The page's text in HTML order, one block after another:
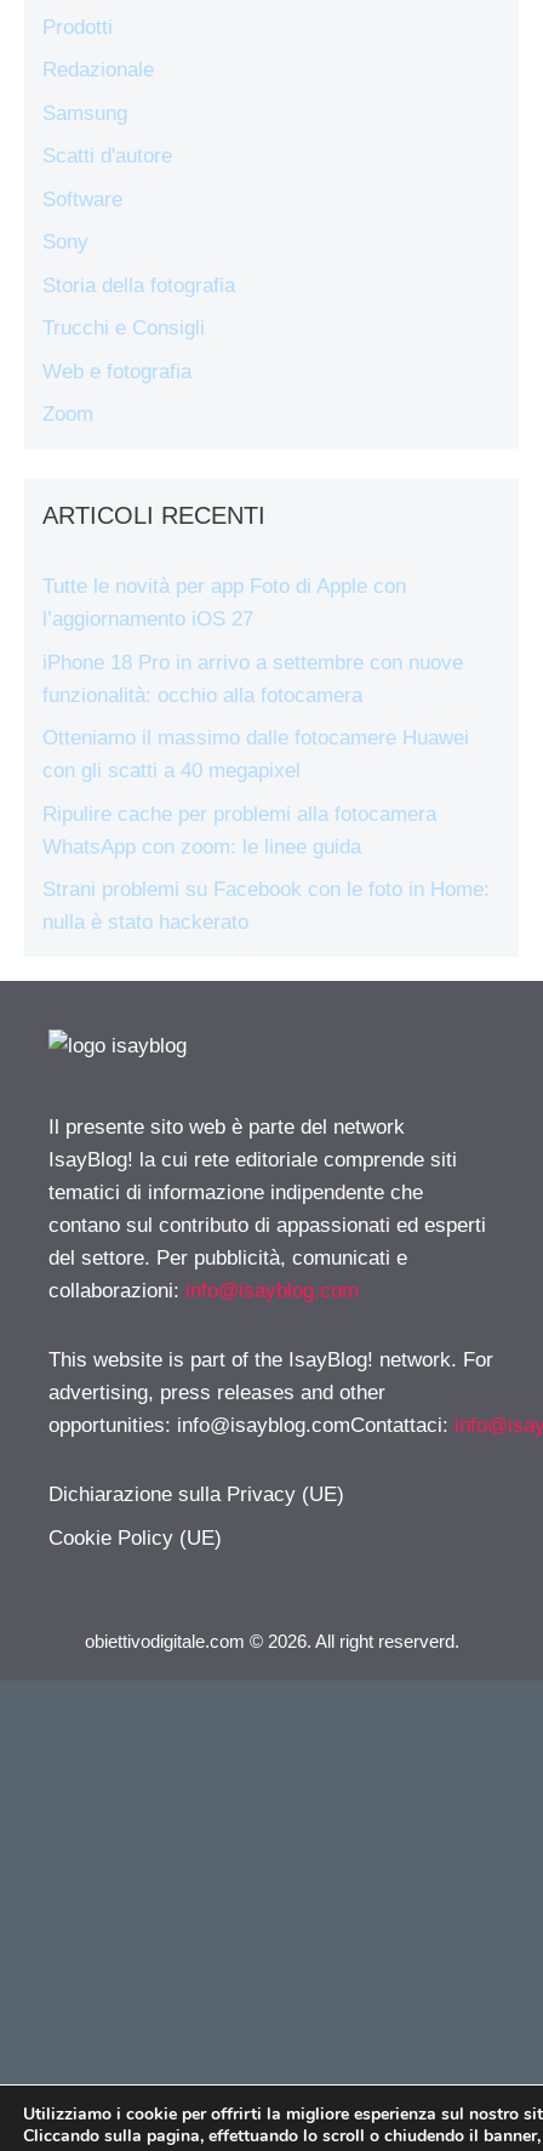
Prodotti
Redazionale
Samsung
Scatti d'autore
Software
Sony
Storia della fotografia
Trucchi e Consigli
Web e fotografia
Zoom
ARTICOLI RECENTI
Tutte le novità per app Foto di Apple con
l’aggiornamento iOS 27
iPhone 18 Pro in arrivo a settembre con nuove
funzionalità: occhio alla fotocamera
Otteniamo il massimo dalle fotocamere Huawei
con gli scatti a 40 megapixel
Ripulire cache per problemi alla fotocamera
WhatsApp con zoom: le linee guida
Strani problemi su Facebook con le foto in Home:
nulla è stato hackerato
Il presente sito web è parte del network
IsayBlog! la cui rete editoriale comprende siti
tematici di informazione indipendente che
contano sul contributo di appassionati ed esperti
del settore. Per pubblicità, comunicati e
collaborazioni: info@isayblog.com
This website is part of the IsayBlog! network. For
advertising, press releases and other
opportunities: info@isayblog.comContattaci:
Dichiarazione sulla Privacy (UE)
Cookie Policy (UE)
obiettivodigitale.com © 2026. All right reserverd.
Utilizziamo i cookie per offrirti la migliore esperienza sul nostro
Cliccando sulla pagina, effettuando lo scroll o chiudendo il